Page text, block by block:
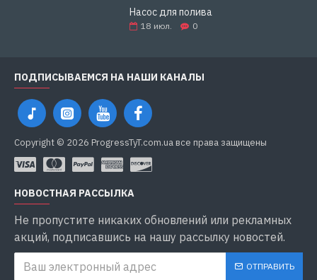
Насос для полива
18 июл. 0
ПОДПИСЫВАЕМСЯ НА НАШИ КАНАЛЫ
Copyright © 2026 ProgressTyT.com.ua все права защищены
НОВОСТНАЯ РАССЫЛКА
Не пропустите никаких обновлений или рекламных
акций, подписавшись на нашу рассылку новостей.
ОТПРАВИТЬ